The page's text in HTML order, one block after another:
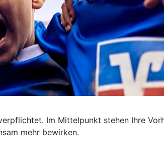
Im Mittelpunkt stehen Ihre
mehr bewirken.